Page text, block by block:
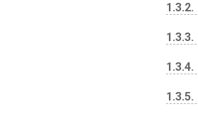
1.3.2
1.3.3
1.3.4
1.3.5